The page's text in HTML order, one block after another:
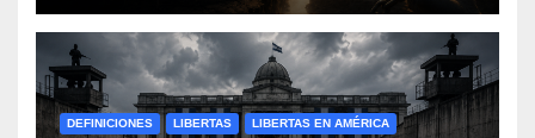
DEFINICIONES LIBERTAS LIBERTAS EN AMÉRICA